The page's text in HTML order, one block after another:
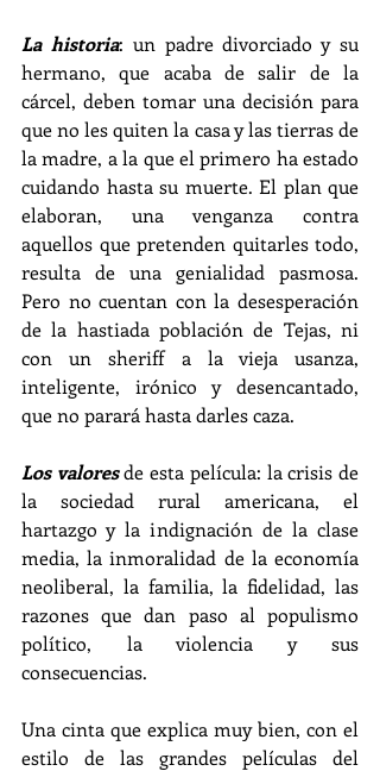
La historia: un padre divorciado y su
hermano, que acaba de salir de la
cárcel, deben tomar una decisión para
que no les quiten la casa y las tierras de
la madre, a la que el primero ha estado
cuidando hasta su muerte. El plan que
elaboran, una venganza contra
aquellos que pretenden quitarles todo,
resulta de una genialidad pasmosa.
Pero no cuentan con la desesperación
de la hastiada población de Tejas, ni
con un sheriff a la vieja usanza,
inteligente, irónico y desencantado,
que no parará hasta darles caza.
Los valores de esta película: la crisis de
la sociedad rural americana, el
hartazgo y la indignación de la clase
media, la inmoralidad de la economía
neoliberal, la familia, la fidelidad, las
razones que dan paso al populismo
político, la violencia y sus
consecuencias.
Una cinta que explica muy bien, con el
estilo de las grandes películas del